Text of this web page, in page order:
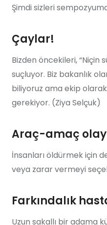
Şimdi sizleri
Çaylar!
Bizden öncekileri,
suçluyor. Biz bakanlık
biliyoruz ama ekip
gerekiyor. (Ziya Selçuk)
Araç-amaç
İnsanları öldürmek için
veya zarar vermeyi
Farkındalık
Uzun sakallı bir adama